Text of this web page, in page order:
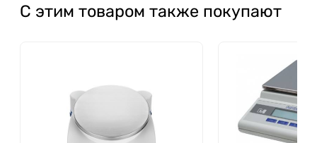
С этим товаром также покупают